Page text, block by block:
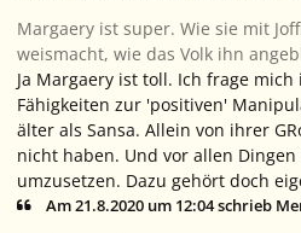
Margaery ist super. Wie sie mit
weismacht, wie das Volk ihn
Ja Margaery ist toll. Ich frage
Fähigkeiten zur 'positiven'
älter als Sansa. Allein von ihrer
nicht haben. Und vor allen
umzusetzen. Dazu gehört doch
Am 21.8.2020 um 12:04 schrieb